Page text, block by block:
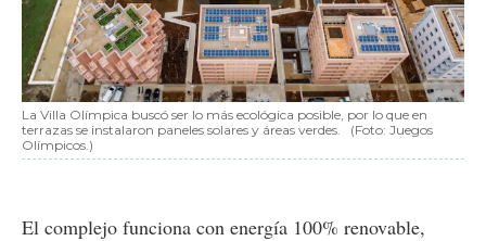
La Villa Olímpica buscó ser lo más ecológica posible, por lo que en
terrazas se instalaron paneles solares y áreas verdes.
(Foto: Juegos
Olímpicos.)
El complejo funciona con energía 100% renovable,